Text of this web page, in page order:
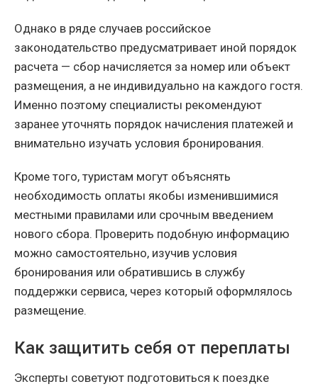
Однако в ряде случаев российское
законодательство предусматривает иной порядок
расчета — сбор начисляется за номер или объект
размещения, а не индивидуально на каждого гостя.
Именно поэтому специалисты рекомендуют
заранее уточнять порядок начисления платежей и
внимательно изучать условия бронирования.
Кроме того, туристам могут объяснять
необходимость оплаты якобы изменившимися
местными правилами или срочным введением
нового сбора. Проверить подобную информацию
можно самостоятельно, изучив условия
бронирования или обратившись в службу
поддержки сервиса, через который оформлялось
размещение.
Как защитить себя от переплаты
Эксперты советуют подготовиться к поездке